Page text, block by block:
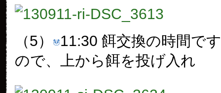
（5）
11:30 餌交換の時間で
ので、上から餌を投げ入れ